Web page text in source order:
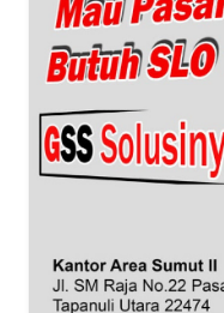
WN
PAPUA
BARAT
WN
RIAU
SERAMBI